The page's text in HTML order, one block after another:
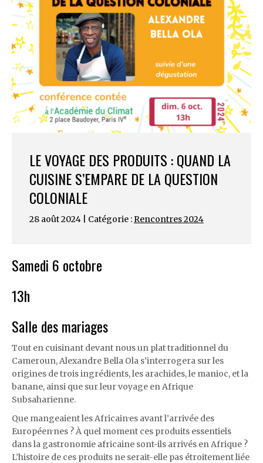
LE VOYAGE DES PRODUITS : QUAND LA
CUISINE S’EMPARE DE LA QUESTION
COLONIALE
28 août 2024 | Catégorie :Rencontres 2024
Samedi 6 octobre
13h
Salle des mariages
Tout en cuisinant devant nous un plat traditionnel du
Cameroun, Alexandre Bella Ola s’interrogera sur les
origines de trois ingrédients, les arachides, le manioc, et la
banane, ainsi que sur leur voyage en Afrique
Subsaharienne.
Que mangeaient les Africain·es avant l’arrivée des
Européen·nes ? À quel moment ces produits essentiels
dans la gastronomie africaine sont-ils arrivés en Afrique ?
L’histoire de ces produits ne serait-elle pas étroitement liée